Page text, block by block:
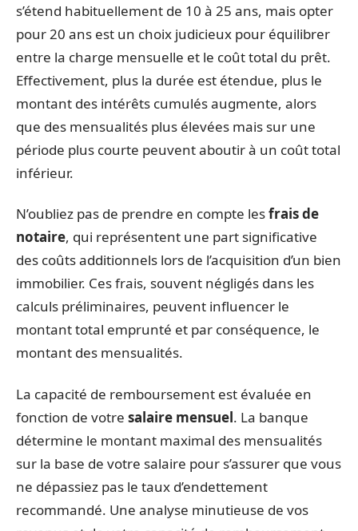
s’étend habituellement de 10 à 25 ans, mais opter
pour 20 ans est un choix judicieux pour équilibrer
entre la charge mensuelle et le coût total du prêt.
Effectivement, plus la durée est étendue, plus le
montant des intérêts cumulés augmente, alors
que des mensualités plus élevées mais sur une
période plus courte peuvent aboutir à un coût total
inférieur.
N’oubliez pas de prendre en compte lesfrais de
notaire, qui représentent une part significative
des coûts additionnels lors de l’acquisition d’un bien
immobilier. Ces frais, souvent négligés dans les
calculs préliminaires, peuvent influencer le
montant total emprunté et par conséquence, le
montant des mensualités.
La capacité de remboursement est évaluée en
fonction de votre salaire mensuel. La banque
détermine le montant maximal des mensualités
sur la base de votre salaire pour s’assurer que vous
ne dépassiez pas le taux d’endettement
recommandé. Une analyse minutieuse de vos